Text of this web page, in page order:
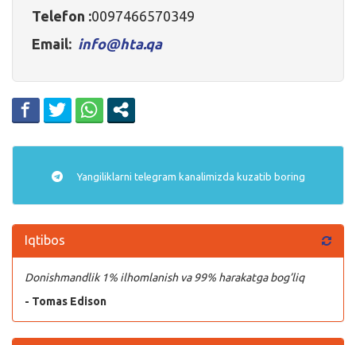
Telefon :0097466570349
Email: info@hta.qa
Yangiliklarni telegram kanalimizda kuzatib boring
Iqtibos
Donishmandlik 1% ilhomlanish va 99% harakatga bog’liq
- Tomas Edison